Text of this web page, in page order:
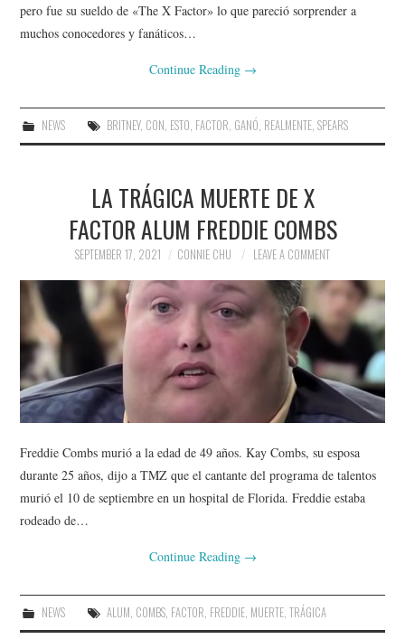
pero fue su sueldo de «The X Factor» lo que pareció sorprender a
muchos conocedores y fanáticos…
Continue Reading →
NEWS BRITNEY, CON, ESTO, FACTOR, GANÓ, REALMENTE, SPEARS
LA TRÁGICA MUERTE DE X
FACTOR ALUM FREDDIE COMBS
SEPTEMBER 17, 2021 CONNIE CHU LEAVE A COMMENT
Freddie Combs murió a la edad de 49 años. Kay Combs, su esposa
durante 25 años, dijo a TMZ que el cantante del programa de talentos
murió el 10 de septiembre en un hospital de Florida. Freddie estaba
rodeado de…
Continue Reading →
NEWS ALUM, COMBS, FACTOR, FREDDIE, MUERTE, TRÁGICA